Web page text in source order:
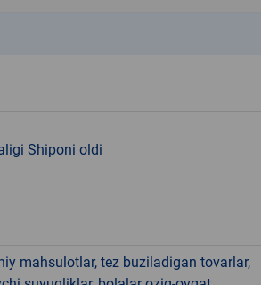
Shiponi oldi
mahsulotlar, tez buziladigan tovarlar,